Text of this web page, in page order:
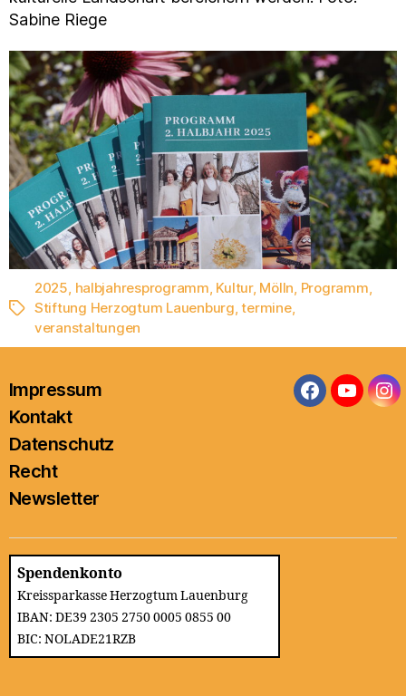
Sabine Riege
Schlagwörter
2025 halbjahresprogramm Kultur, Mölln Programm
Stiftung Herzogtum Lauenburg ,termine,
veranstaltungen
Impressum
Kontakt
Datenschutz
Recht
Newsletter
Facebook
Spendenkonto
Kreissparkasse Herzogtum Lauenburg
IBAN: DE39 2305 2750 0005 0855 00
BIC: NOLADE21RZB